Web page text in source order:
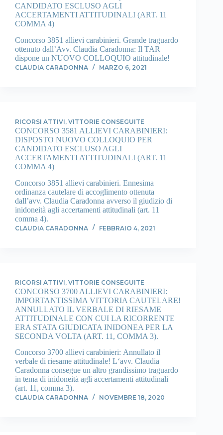
CANDIDATO ESCLUSO AGLI
ACCERTAMENTI ATTITUDINALI (ART. 11
COMMA 4)
Concorso 3851 allievi carabinieri. Grande traguardo
ottenuto dall’Avv. Claudia Caradonna: Il TAR
dispone un NUOVO COLLOQUIO attitudinale!
CLAUDIA CARADONNA MARZO 6, 2021
RICORSI ATTIVI, VITTORIE CONSEGUITE
CONCORSO 3581 ALLIEVI CARABINIERI:
DISPOSTO NUOVO COLLOQUIO PER
CANDIDATO ESCLUSO AGLI
ACCERTAMENTI ATTITUDINALI (ART. 11
COMMA 4)
Concorso 3851 allievi carabinieri. Ennesima
ordinanza cautelare di accoglimento ottenuta
dall’avv. Claudia Caradonna avverso il giudizio di
inidoneità agli accertamenti attitudinali (art. 11
comma 4).
CLAUDIA CARADONNA FEBBRAIO 4, 2021
RICORSI ATTIVI, VITTORIE CONSEGUITE
CONCORSO 3700 ALLIEVI CARABINIERI:
IMPORTANTISSIMA VITTORIA CAUTELARE!
ANNULLATO IL VERBALE DI RIESAME
ATTITUDINALE CON CUI LA RICORRENTE
ERA STATA GIUDICATA INIDONEA PER LA
SECONDA VOLTA (ART. 11, COMMA 3).
Concorso 3700 allievi carabinieri: Annullato il
verbale di riesame attitudinale! L‘avv. Claudia
Caradonna consegue un altro grandissimo traguardo
in tema di inidoneità agli accertamenti attitudinali
(art. 11, comma 3).
CLAUDIA CARADONNA NOVEMBRE 18, 2020